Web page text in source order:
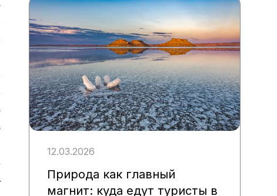
12.03.2026
Природа как главный
магнит: куда едут туристы в